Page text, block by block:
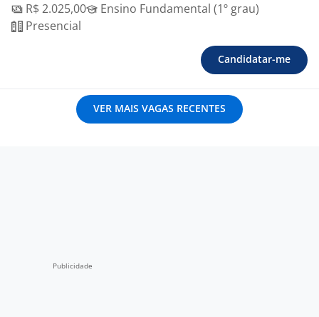
R$ 2.025,00
Ensino Fundamental (1º grau)
Presencial
Candidatar-me
VER MAIS VAGAS RECENTES